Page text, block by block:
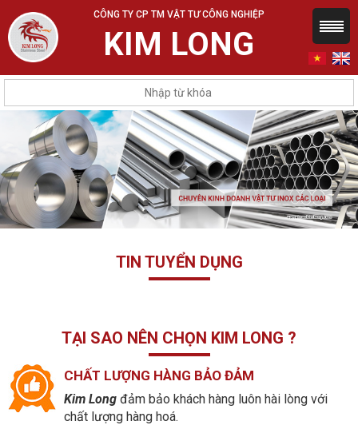
CÔNG TY CP TM VẬT TƯ CÔNG NGHIỆP
KIM LONG
TIN TUYỂN DỤNG
TẠI SAO NÊN CHỌN KIM LONG ?
CHẤT LƯỢNG HÀNG BẢO ĐẢM
Kim Long đảm bảo khách hàng luôn hài lòng với
chất lượng hàng hoá.